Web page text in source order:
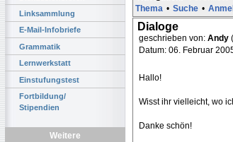
Linksammlung
E-Mail-Infobriefe
Grammatik
Lernwerkstatt
Einstufungstest
Fortbildung/
Stipendien
Weitere
Thema • Suche •
Dialoge
geschrieben von: Andy
Datum: 06. Februar
Hallo!
Wisst ihr vielleicht, wo
Danke schön!